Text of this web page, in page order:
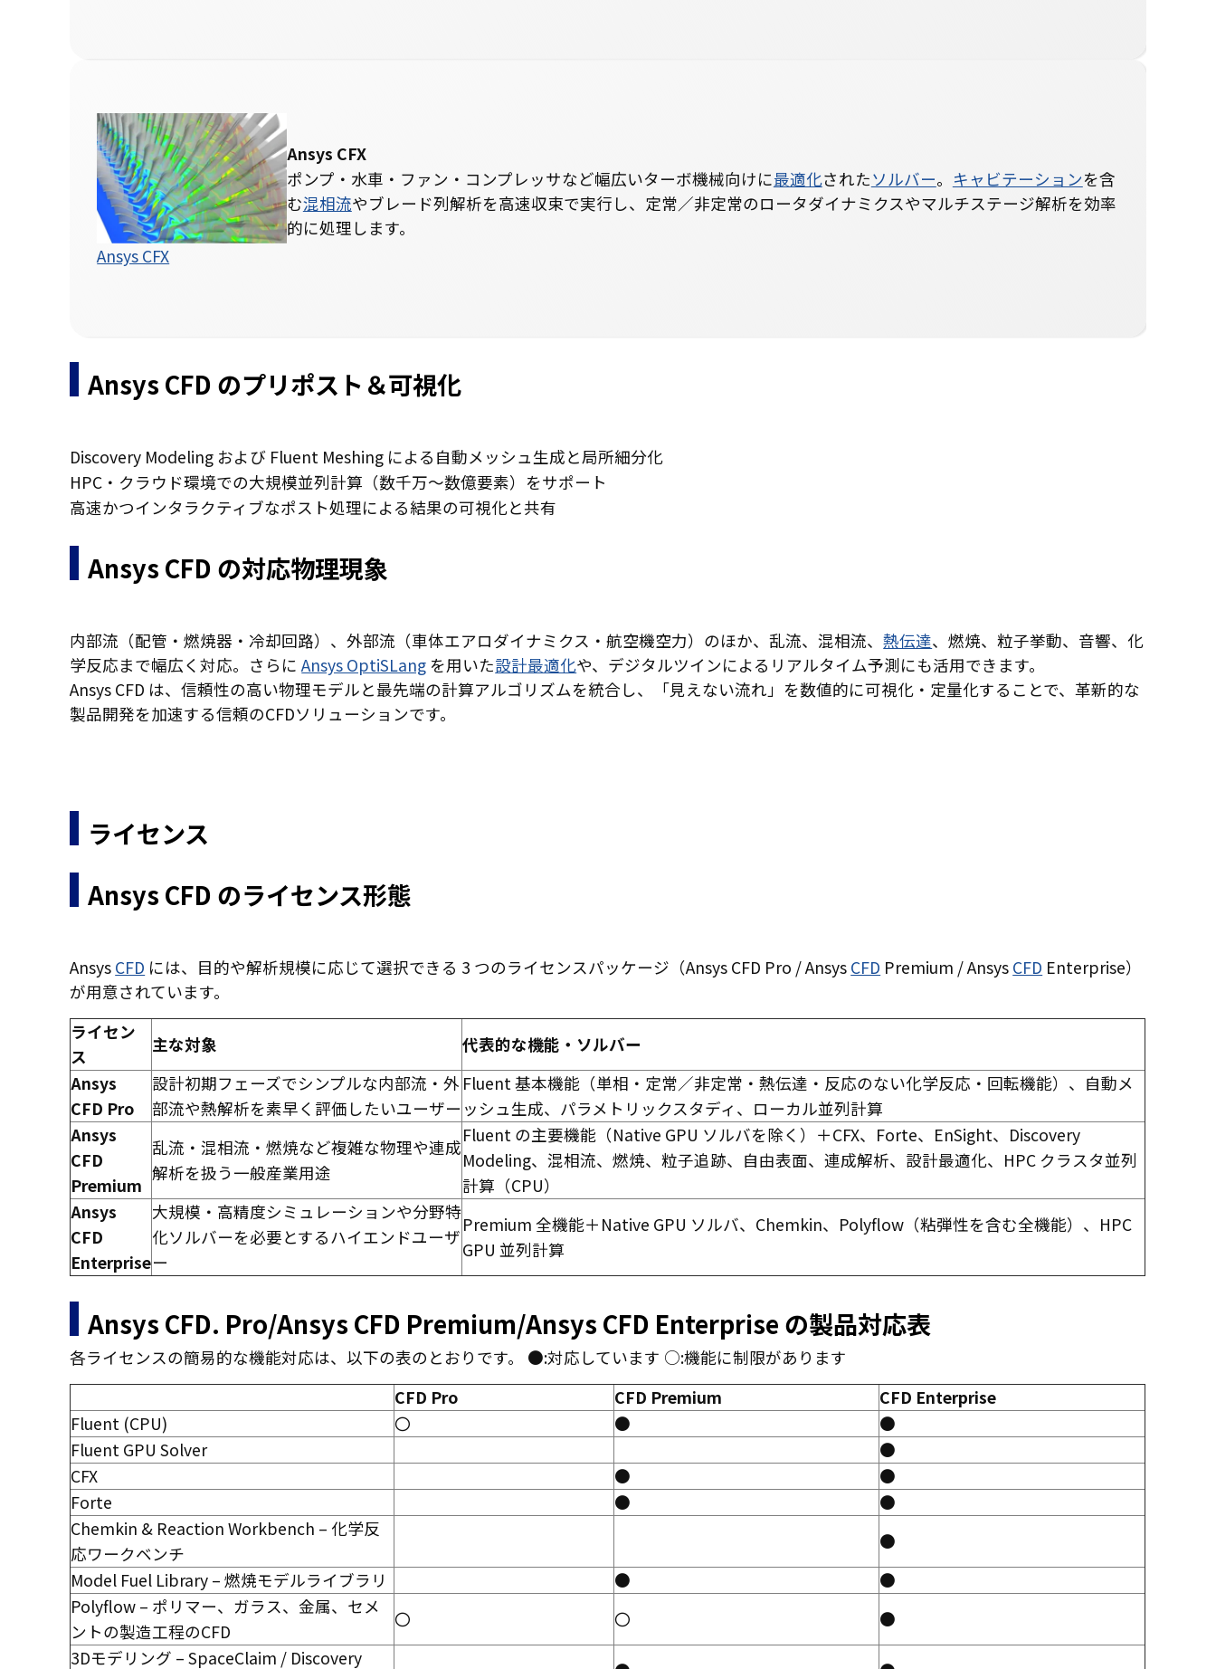
Ansys CFX
Ansys CFX
ポンプ・水車・ファン・コンプレッサなど幅広いターボ機械向けに最適化されたソルバー。 キャビテーションを含
む混相流やブレード列解析を高速収束で実行し、定常／非定常のロータダイナミクスやマルチステージ解析を効率
的に処理します。
Ansys CFD のプリポスト＆可視化
Discovery Modeling および Fluent Meshing による自動メッシュ生成と局所細分化
HPC・クラウド環境での大規模並列計算（数千万～数億要素）をサポート
高速かつインタラクティブなポスト処理による結果の可視化と共有
Ansys CFD の対応物理現象
内部流（配管・燃焼器・冷却回路）、外部流（車体エアロダイナミクス・航空機空力）のほか、乱流、混相流、熱伝達、燃焼、粒子挙動、音響、化
学反応まで幅広く対応。さらにAnsys OptiSLang を用いた設計最適化や、デジタルツインによるリアルタイム予測にも活用できます。
Ansys CFD は、信頼性の高い物理モデルと最先端の計算アルゴリズムを統合し、「見えない流れ」を数値的に可視化・定量化することで、革新的な
製品開発を加速する信頼のCFDソリューションです。
ライセンス
Ansys CFD のライセンス形態
Ansys CFD には、目的や解析規模に応じて選択できる 3 つのライセンスパッケージ（Ansys CFD Pro / Ansys CFD Premium / Ansys CFD Enterprise）
が用意されています。
ライセン
ス
主な対象
代表的な機能・ソルバー
Ansys
CFD Pro
設計初期フェーズでシンプルな内部流・外
部流や熱解析を素早く評価したいユーザー
Fluent 基本機能（単相・定常／非定常・熱伝達・反応のない化学反応・回転機能）、自動メ
ッシュ生成、パラメトリックスタディ、ローカル並列計算
Ansys
CFD
Premium
乱流・混相流・燃焼など複雑な物理や連成
解析を扱う一般産業用途
Fluent の主要機能（Native GPU ソルバを除く）＋CFX、Forte、EnSight、Discovery
Modeling、混相流、燃焼、粒子追跡、自由表面、連成解析、設計最適化、HPC クラスタ並列
計算（CPU）
Ansys
CFD
Enterprise
大規模・高精度シミュレーションや分野特
化ソルバーを必要とするハイエンドユーザ
ー
Premium 全機能＋Native GPU ソルバ、Chemkin、Polyflow（粘弾性を含む全機能）、HPC
GPU 並列計算
Ansys CFD. Pro/Ansys CFD Premium/Ansys CFD Enterprise の製品対応表
各ライセンスの簡易的な機能対応は、以下の表のとおりです。 ●:対応しています ○:機能に制限があります
CFD Pro
CFD Premium
CFD Enterprise
Fluent (CPU)
〇 ●
●
Fluent GPU Solver
●
CFX
●
●
Forte
●
●
Chemkin & Reaction Workbench – 化学反
応ワークベンチ
●
Model Fuel Library – 燃焼モデルライブラリ
●
●
Polyflow – ポリマー、ガラス、金属、セメ
ントの製造工程のCFD
〇 〇
●
3Dモデリング – SpaceClaim / Discovery